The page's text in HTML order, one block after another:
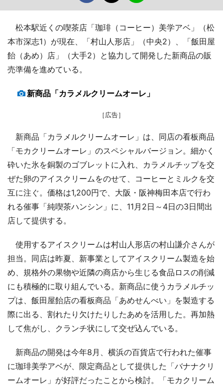
松本駅近くの喫茶店「珈琲（コーヒー）美学アベ」（松
本市深志1）が現在、「村山人形店」（中央2）、「飯田屋
飴（あめ）店」（大手2）と協力して開発した新商品の販
売準備を進めている。
新商品「カラメルクリームオーレ」
［広告］
新商品「カラメルクリームオーレ」は、同店の看板商品
「モカクリームオーレ」のスペシャルバージョン。細かく
砕いた氷を銅製のゴブレットに入れ、カラメルチップを交
ぜた卵のアイスクリームをのせて、コーヒーとミルクを交
互に注ぐ。価格は1,200円で、大阪・阪神梅田本店で行わ
れる催事「純喫茶ハンシン」に、11月2日～4日の3日間出
店して提供する。
使用するアイスクリームは村山人形店の村山謙介さんが
担当。同店は昨夏、新事業としてアイスクリーム製造を始
め、規格外の果物や近隣の商店から生じる食品ロスの削減
にも積極的に取り組んでいる。新商品に使うカラメルチッ
プは、飯田屋飴店の看板商品「あめせんべい」を製造する
際に出る、割れたり欠けたりしたあめを活用した。再加熱
して焦がし、クランチ状にして交ぜ込んでいる。
新商品の開発は今年8月、横浜の百貨店で行われた催事
に珈琲美学アベが、限定商品として提供した「バナナクリ
ームオーレ」が好評だったことから検討。「モカクリーム